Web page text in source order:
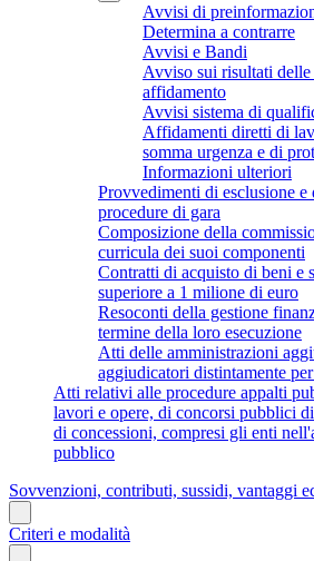
Avvisi di
Determina a contrarre
Avvisi e Bandi
Avviso sui risultati delle
affidamento
Avvisi sistema di
Affidamenti diretti di
somma urgenza e di
Informazioni ulteriori
Provvedimenti di esclusione e
procedure di gara
Composizione della
curricula dei suoi componenti
Contratti di acquisto di beni e
superiore a 1 milione di euro
Resoconti della gestione
termine della loro esecuzione
Atti delle amministrazioni
aggiudicatori distintamente
Atti relativi alle procedure appalti
lavori e opere, di concorsi pubblici
di concessioni, compresi gli enti
pubblico
Sovvenzioni, contributi, sussidi, vantaggi
Criteri e modalità